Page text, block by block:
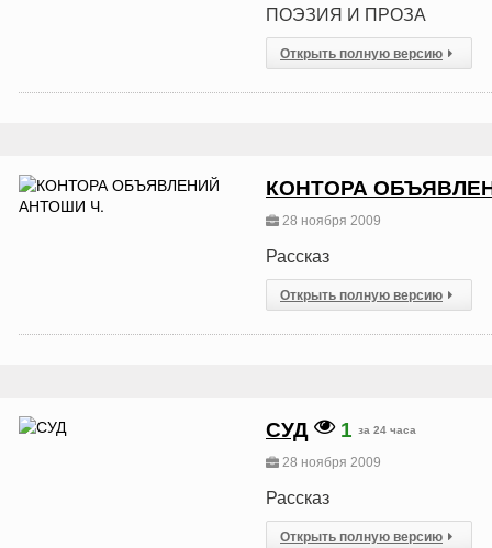
ПОЭЗИЯ И ПРОЗА
Открыть полную версию
КОНТОРА
28 ноября 2009
Рассказ
Открыть полную версию
СУД 1 за 24 часа
28 ноября 2009
Рассказ
Открыть полную версию